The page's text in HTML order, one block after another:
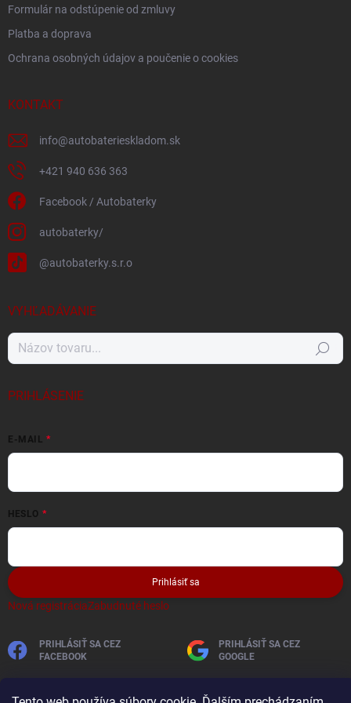
Formulár na odstúpenie od zmluvy
Platba a doprava
Ochrana osobných údajov a poučenie o cookies
KONTAKT
info@autobaterieskladom.sk
+421 940 636 363
Facebook / Autobaterky
autobaterky/
@autobaterky.s.r.o
VYHĽADÁVANIE
Hľadať
PRIHLÁSENIE
E-MAIL
HESLO
Prihlásiť sa
Nová registráciaZabudnuté heslo
PRIHLÁSIŤ SA CEZ
FACEBOOK
PRIHLÁSIŤ SA CEZ
GOOGLE